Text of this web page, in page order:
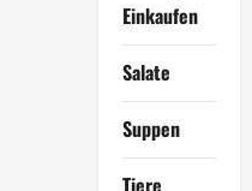
Einkaufen
Salate
Suppen
Tiere